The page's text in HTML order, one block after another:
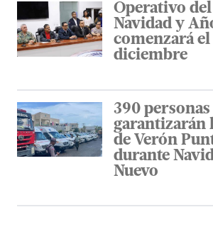
Operativo
Navidad y
comenzará el
diciembre
390 personas
garantizarán
de Verón
durante
Nuevo